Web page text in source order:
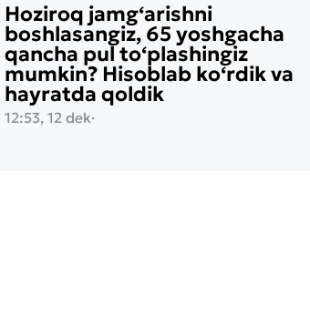
Hoziroq jamg‘arishni
boshlasangiz, 65 yoshgacha
qancha pul to‘plashingiz
mumkin? Hisoblab ko‘rdik va
hayratda qoldik
12:53, 12 dek·